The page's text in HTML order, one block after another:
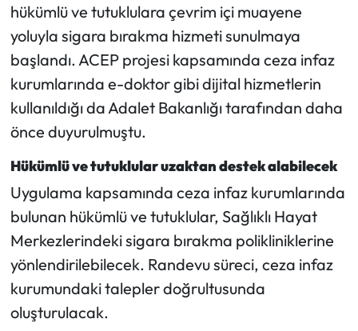
hükümlü ve tutuklulara çevrim içi muayene
yoluyla sigara bırakma hizmeti sunulmaya
başlandı. ACEP projesi kapsamında ceza infaz
kurumlarında e-doktor gibi dijital hizmetlerin
kullanıldığı da Adalet Bakanlığı tarafından daha
önce duyurulmuştu.
Hükümlü ve tutuklular uzaktan destek alabilecek
Uygulama kapsamında ceza infaz kurumlarında
bulunan hükümlü ve tutuklular, Sağlıklı Hayat
Merkezlerindeki sigara bırakma polikliniklerine
yönlendirilebilecek. Randevu süreci, ceza infaz
kurumundaki talepler doğrultusunda
oluşturulacak.
Uğurludağ Haberleri
Yaşam
Yayla Haber
Yemek Tarifleri
Yerel Haberler